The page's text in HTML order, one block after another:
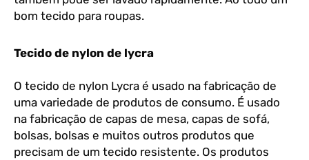
bom tecido para roupas.
Tecido de nylon de lycra
O tecido de nylon Lycra é usado na fabricação de
uma variedade de produtos de consumo. É usado
na fabricação de capas de mesa, capas de sofá,
bolsas, bolsas e muitos outros produtos que
precisam de um tecido resistente. Os produtos